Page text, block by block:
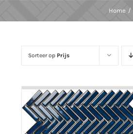
Home
Sorteer op Prijs